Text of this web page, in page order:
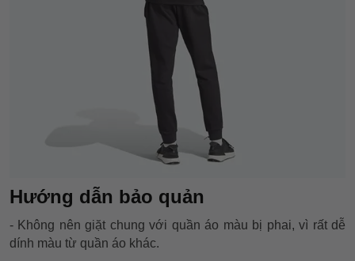
Hướng dẫn bảo quản
- Không nên giặt chung với quần áo màu bị phai, vì rất dễ
dính màu từ quần áo khác.